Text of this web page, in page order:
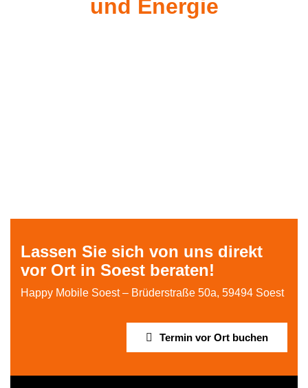
und Energie
Lassen Sie sich von uns direkt
vor Ort in Soest beraten!
Happy Mobile Soest – Brüderstraße 50a, 59494 Soest
Termin vor Ort buchen